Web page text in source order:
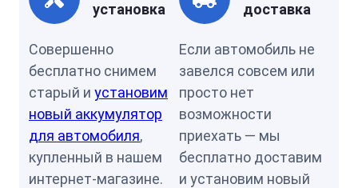
установка
Совершенно
бесплатно снимем
старый и установим
новый аккумулятор
для автомобиля,
купленный в нашем
интернет-магазине.
доставка
Если автомобиль не
завелся совсем или
просто нет
возможности
приехать — мы
бесплатно доставим
и установим новый